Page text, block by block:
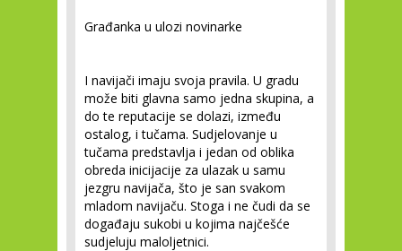
Građanka u ulozi novinarke
I navijači imaju svoja pravila. U gradu
može biti glavna samo jedna skupina, a
do te reputacije se dolazi, između
ostalog, i tučama. Sudjelovanje u
tučama predstavlja i jedan od oblika
obreda inicijacije za ulazak u samu
jezgru navijača, što je san svakom
mladom navijaču. Stoga i ne čudi da se
događaju sukobi u kojima najčešće
sudjeluju maloljetnici.